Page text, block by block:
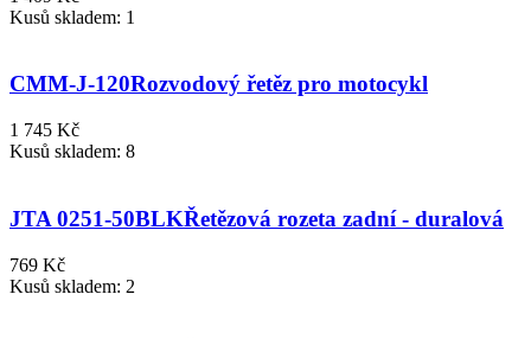
Kusů skladem: 1
CMM-J-120Rozvodový řetěz pro motocykl
1 745 Kč
Kusů skladem: 8
JTA 0251-50BLKŘetězová rozeta zadní - duralová
769 Kč
Kusů skladem: 2